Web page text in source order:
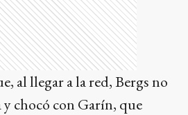
al llegar a la red, Bergs no
chocó con Garín, que